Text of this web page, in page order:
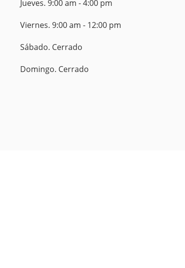
Jueves. 9:00 am - 4:00 pm
Viernes. 9:00 am - 12:00 pm
Sábado. Cerrado
Domingo. Cerrado